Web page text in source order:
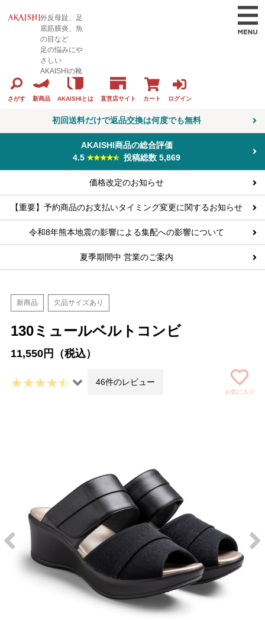
外反母趾、足
底筋膜炎、魚
の目など
足の悩みにや
さしい
AKAISHIの靴
さがす 新商品 AKAISHIとは 直営店サイト カート ログイン
初回送料だけで返品交換は何度でも無料
AKAISHI商品の総合評価
4.5
投稿総数 5,869
価格改定のお知らせ
【重要】予約商品のお支払いタイミング変更に関するお知らせ
令和8年熊本地震の影響による集配への影響について
夏季期間中 営業のご案内
新商品 欠品サイズあり
130ミュールベルトコンビ
11,550円（税込）
46件のレビュー
お気に入り